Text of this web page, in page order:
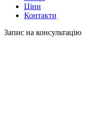
Ціни
Контакти
Запис на консультацію